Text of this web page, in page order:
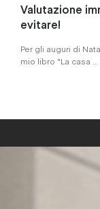
Valutazione
evitare!
Per gli auguri di
mio libro "La casa ...